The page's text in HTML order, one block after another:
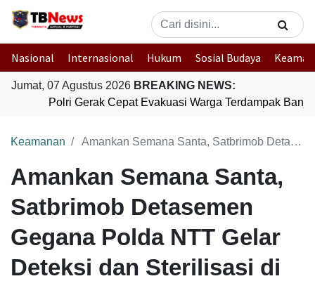
Nasional Internasional Hukum Sosial Budaya
Jumat, 07 Agustus 2026 BREAKING NEWS:
Polri Gerak Cepat Evakuasi Warga Terdampak Banjir
Keamanan Amankan Semana Santa, Satbrimob Detasemen Gegana Polda NTT Gelar Deteksi dan Sterilisasi di Gereja Katredal Larantuka
Amankan Semana Santa,
Satbrimob Detasemen
Gegana Polda NTT Gelar
Deteksi dan Sterilisasi di